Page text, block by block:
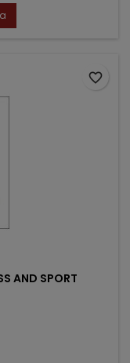
AND SPORT
favorite_border